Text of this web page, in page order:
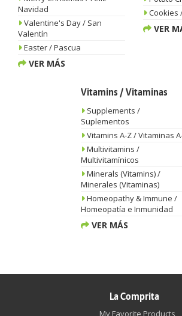
Navidad
Valentine's Day / San
Valentín
Easter / Pascua
VER MÁS
Cookies
VER
Vitamins / Vitaminas
Supplements /
Suplementos
Vitamins A-Z / Vitaminas
Multivitamins /
Multivitamínicos
Minerals (Vitamins) /
Minerales (Vitaminas)
Homeopathy & Immune /
Homeopatía e Inmunidad
VER MÁS
La Comprita
My Favorite Products